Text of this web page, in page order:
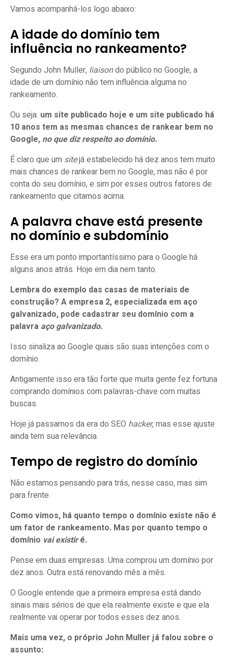
Vamos acompanhá-los logo abaixo:
A idade do domínio tem
influência no rankeamento?
Segundo John Muller, liaisondo público no Google, a
idade de um domínio não tem influência alguma no
rankeamento.
Ou seja: um site publicado hoje e um site publicado há
10 anos tem as mesmas chances de rankear bem no
Google, no que diz respeito ao domínio.
É claro que um sitejá estabelecido há dez anos tem muito
mais chances de rankear bem no Google, mas não é por
conta do seu domínio, e sim por esses outros fatores de
rankeamento que citamos acima.
A palavra chave está presente
no domínio e subdomínio
Esse era um ponto importantíssimo para o Google há
alguns anos atrás. Hoje em dia nem tanto.
Lembra do exemplo das casas de materiais de
construção? A empresa 2, especializada em aço
galvanizado, pode cadastrar seu domínio com a
palavra aço galvanizado.
Isso sinaliza ao Google quais são suas intenções com o
domínio.
Antigamente isso era tão forte que muita gente fez fortuna
comprando domínios com palavras-chave com muitas
buscas.
Hoje já passamos da era do SEO hacker, mas esse ajuste
ainda tem sua relevância.
Tempo de registro do domínio
Não estamos pensando para trás, nesse caso, mas sim
para frente.
Como vimos, há quanto tempo o domínio existe não é
um fator de rankeamento. Mas por quanto tempo o
domínio vai existiré.
Pense em duas empresas. Uma comprou um domínio por
dez anos. Outra está renovando mês a mês.
O Google entende que a primeira empresa está dando
sinais mais sérios de que ela realmente existe e que ela
realmente vai operar por todos esses dez anos.
Mais uma vez, o próprio John Muller já falou sobre o
assunto: